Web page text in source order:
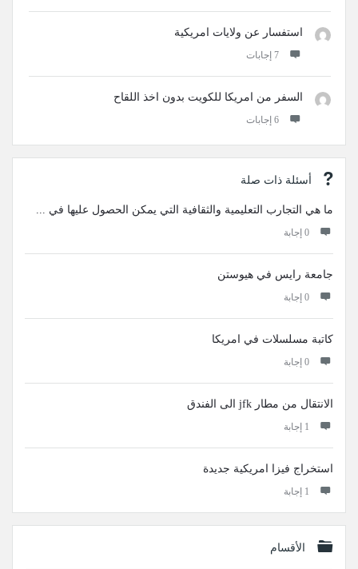
استفسار عن ولايات امريكية
‫7 إجابات
السفر من امريكا للكويت بدون اخذ اللقاح
‫6 إجابات
أسئلة ذات صلة
ما هي التجارب التعليمية والثقافية التي يمكن الحصول عليها في ...
‫0 إجابة
جامعة رايس في هيوستن
‫0 إجابة
كاتبة مسلسلات في امريكا
‫0 إجابة
الانتقال من مطار jfk الى الفندق
‫1 إجابة
استخراج فيزا امريكية جديدة
‫1 إجابة
الأقسام